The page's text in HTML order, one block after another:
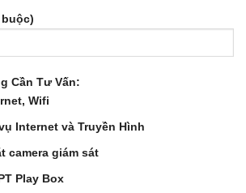
Cần Tư Vấn:
Wifi
Internet và Truyền Hình
camera giám sát
Play Box